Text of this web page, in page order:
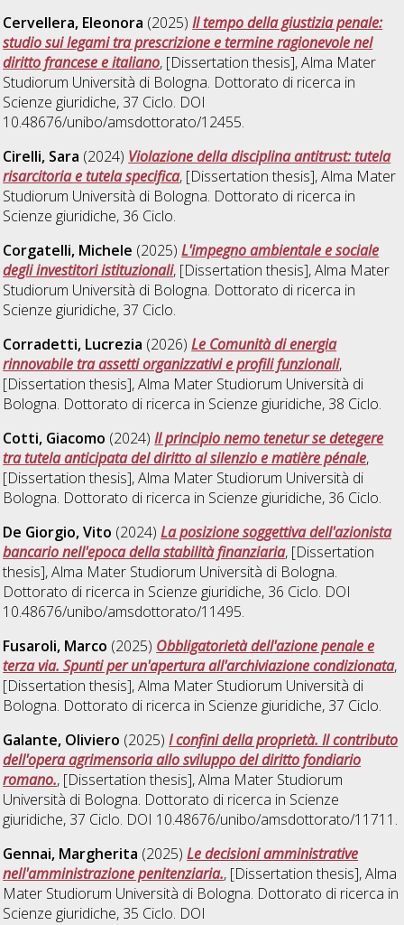
Cervellera, Eleonora (2025)Il tempo della giustizia penale:
studio sui legami tra prescrizione e termine ragionevole nel
diritto francese e italiano, [Dissertation thesis], Alma Mater
Studiorum Università di Bologna. Dottorato di ricerca in
Scienze giuridiche, 37 Ciclo. DOI
10.48676/unibo/amsdottorato/12455.
Cirelli, Sara (2024) Violazione della disciplina antitrust: tutela
risarcitoria e tutela specifica, [Dissertation thesis], Alma Mater
Studiorum Università di Bologna. Dottorato di ricerca in
Scienze giuridiche, 36 Ciclo.
Corgatelli, Michele (2025)L'impegno ambientale e sociale
degli investitori istituzionali, [Dissertation thesis], Alma Mater
Studiorum Università di Bologna. Dottorato di ricerca in
Scienze giuridiche, 37 Ciclo.
Corradetti, Lucrezia (2026)Le Comunità di energia
rinnovabile tra assetti organizzativi e profili funzionali,
[Dissertation thesis], Alma Mater Studiorum Università di
Bologna. Dottorato di ricerca in Scienze giuridiche, 38 Ciclo.
Cotti, Giacomo (2024)Il principio nemo tenetur se detegere
tra tutela anticipata del diritto al silenzio e matière pénale,
[Dissertation thesis], Alma Mater Studiorum Università di
Bologna. Dottorato di ricerca in Scienze giuridiche, 36 Ciclo.
De Giorgio, Vito (2024)La posizione soggettiva dell'azionista
bancario nell'epoca della stabilità finanziaria, [Dissertation
thesis], Alma Mater Studiorum Università di Bologna.
Dottorato di ricerca in Scienze giuridiche, 36 Ciclo. DOI
10.48676/unibo/amsdottorato/11495.
Fusaroli, Marco (2025) Obbligatorietà dell'azione penale e
terza via. Spunti per un'apertura all'archiviazione condizionata,
[Dissertation thesis], Alma Mater Studiorum Università di
Bologna. Dottorato di ricerca in Scienze giuridiche, 37 Ciclo.
Galante, Oliviero (2025)I confini della proprietà. Il contributo
dell'opera agrimensoria allo sviluppo del diritto fondiario
romano., [Dissertation thesis], Alma Mater Studiorum
Università di Bologna. Dottorato di ricerca in Scienze
giuridiche, 37 Ciclo. DOI 10.48676/unibo/amsdottorato/11711.
Gennai, Margherita (2025)Le decisioni amministrative
nell'amministrazione penitenziaria., [Dissertation thesis], Alma
Mater Studiorum Università di Bologna. Dottorato di ricerca in
Scienze giuridiche, 35 Ciclo. DOI